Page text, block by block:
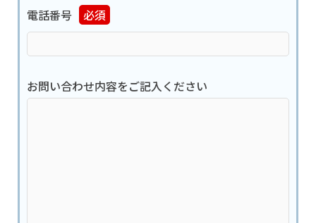
必須
電話番号
お問い合わせ内容をご記入ください